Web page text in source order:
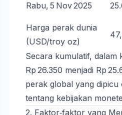
Rabu, 5 Nov 2025
Harga perak dunia
(USD/troy oz)
Secara kumulatif,
Rp 26.350 menjadi Rp
perak global yang
tentang kebijakan
2. Faktor‑faktor yang